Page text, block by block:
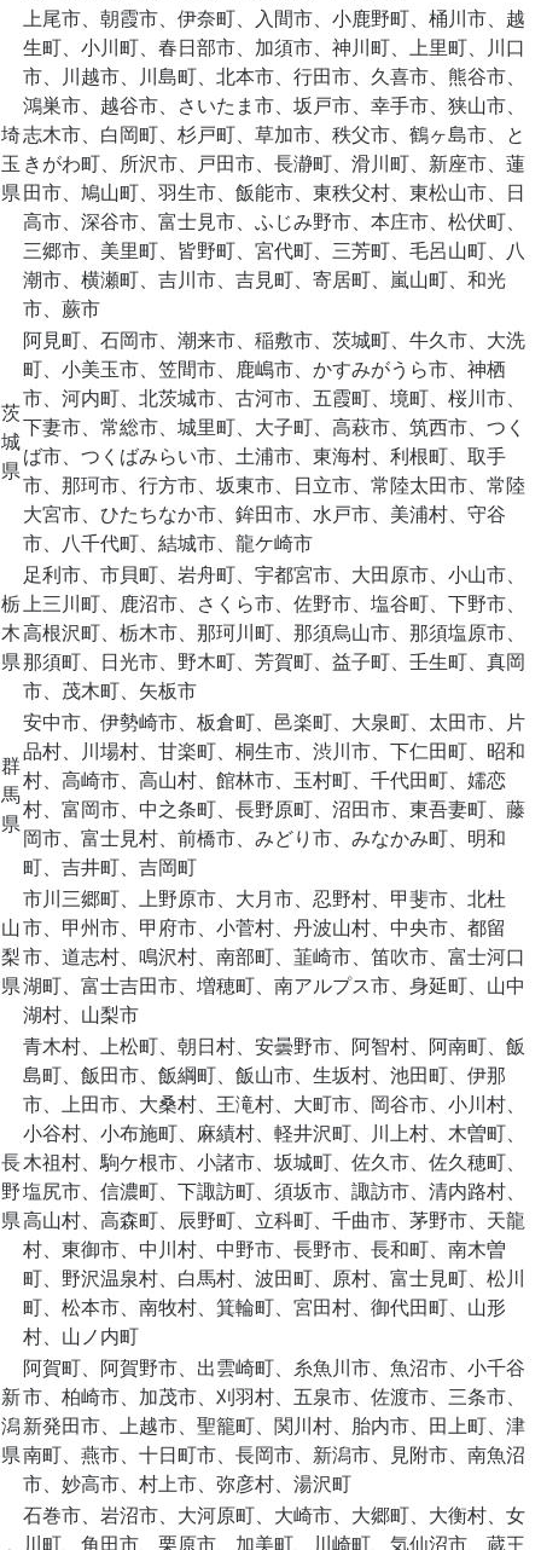
埼
玉
県
上尾市、朝霞市、伊奈町、入間市、小鹿野町、桶川市、越
生町、小川町、春日部市、加須市、神川町、上里町、川口
市、川越市、川島町、北本市、行田市、久喜市、熊谷市、
鴻巣市、越谷市、さいたま市、坂戸市、幸手市、狭山市、
志木市、白岡町、杉戸町、草加市、秩父市、鶴ヶ島市、と
きがわ町、所沢市、戸田市、長瀞町、滑川町、新座市、蓮
田市、鳩山町、羽生市、飯能市、東秩父村、東松山市、日
高市、深谷市、富士見市、ふじみ野市、本庄市、松伏町、
三郷市、美里町、皆野町、宮代町、三芳町、毛呂山町、八
潮市、横瀬町、吉川市、吉見町、寄居町、嵐山町、和光
市、蕨市
茨
城
県
阿見町、石岡市、潮来市、稲敷市、茨城町、牛久市、大洗
町、小美玉市、笠間市、鹿嶋市、かすみがうら市、神栖
市、河内町、北茨城市、古河市、五霞町、境町、桜川市、
下妻市、常総市、城里町、大子町、高萩市、筑西市、つく
ば市、つくばみらい市、土浦市、東海村、利根町、取手
市、那珂市、行方市、坂東市、日立市、常陸太田市、常陸
大宮市、ひたちなか市、鉾田市、水戸市、美浦村、守谷
市、八千代町、結城市、龍ケ崎市
栃
木
県
足利市、市貝町、岩舟町、宇都宮市、大田原市、小山市、
上三川町、鹿沼市、さくら市、佐野市、塩谷町、下野市、
高根沢町、栃木市、那珂川町、那須烏山市、那須塩原市、
那須町、日光市、野木町、芳賀町、益子町、壬生町、真岡
市、茂木町、矢板市
群
馬
県
安中市、伊勢崎市、板倉町、邑楽町、大泉町、太田市、片
品村、川場村、甘楽町、桐生市、渋川市、下仁田町、昭和
村、高崎市、高山村、館林市、玉村町、千代田町、嬬恋
村、富岡市、中之条町、長野原町、沼田市、東吾妻町、藤
岡市、富士見村、前橋市、みどり市、みなかみ町、明和
町、吉井町、吉岡町
山
梨
県
市川三郷町、上野原市、大月市、忍野村、甲斐市、北杜
市、甲州市、甲府市、小菅村、丹波山村、中央市、都留
市、道志村、鳴沢村、南部町、韮崎市、笛吹市、富士河口
湖町、富士吉田市、増穂町、南アルプス市、身延町、山中
湖村、山梨市
長
野
県
青木村、上松町、朝日村、安曇野市、阿智村、阿南町、飯
島町、飯田市、飯綱町、飯山市、生坂村、池田町、伊那
市、上田市、大桑村、王滝村、大町市、岡谷市、小川村、
小谷村、小布施町、麻績村、軽井沢町、川上村、木曽町、
木祖村、駒ケ根市、小諸市、坂城町、佐久市、佐久穂町、
塩尻市、信濃町、下諏訪町、須坂市、諏訪市、清内路村、
高山村、高森町、辰野町、立科町、千曲市、茅野市、天龍
村、東御市、中川村、中野市、長野市、長和町、南木曽
町、野沢温泉村、白馬村、波田町、原村、富士見町、松川
町、松本市、南牧村、箕輪町、宮田村、御代田町、山形
村、山ノ内町
新
潟
県
阿賀町、阿賀野市、出雲崎町、糸魚川市、魚沼市、小千谷
市、柏崎市、加茂市、刈羽村、五泉市、佐渡市、三条市、
新発田市、上越市、聖籠町、関川村、胎内市、田上町、津
南町、燕市、十日町市、長岡市、新潟市、見附市、南魚沼
市、妙高市、村上市、弥彦村、湯沢町
石巻市、岩沼市、大河原町、大崎市、大郷町、大衡村、女
川町、角田市、栗原市、加美町、川崎町、気仙沼市、蔵王